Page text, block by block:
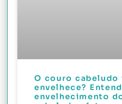
O couro cabeludo
envelhece?
envelhecimento